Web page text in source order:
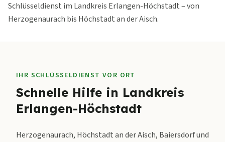
Schlüsseldienst im Landkreis Erlangen-Höchstadt – von
Herzogenaurach bis Höchstadt an der Aisch.
IHR SCHLÜSSELDIENST VOR ORT
Schnelle Hilfe in Landkreis
Erlangen-Höchstadt
Herzogenaurach, Höchstadt an der Aisch, Baiersdorf und